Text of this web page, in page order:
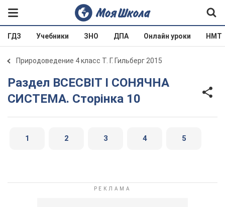
ГДЗ Учебники ЗНО ДПА Онлайн уроки НМТ
Природоведение 4 класс Т. Г. Гильберг 2015
Раздел ВСЕСВІТ І СОНЯЧНА
СИСТЕМА. Сторінка 10
1 2 3 4 5